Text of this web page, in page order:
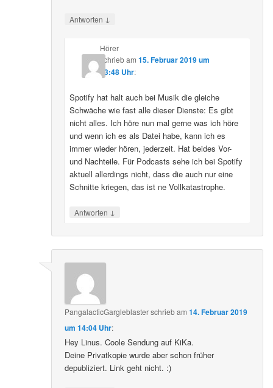
Antworten ↓
Hörer
schriebam 15. Februar 2019 um
23:48 Uhr:
Spotify hat halt auch bei Musik die gleiche
Schwäche wie fast alle dieser Dienste: Es gibt
nicht alles. Ich höre nun mal gerne was ich höre
und wenn ich es als Datei habe, kann ich es
immer wieder hören, jederzeit. Hat beides Vor-
und Nachteile. Für Podcasts sehe ich bei Spotify
aktuell allerdings nicht, dass die auch nur eine
Schnitte kriegen, das ist ne Vollkatastrophe.
Antworten ↓
PangalacticGargleblasterschriebam14. Februar 2019
um 14:04 Uhr:
Hey Linus. Coole Sendung auf KiKa.
Deine Privatkopie wurde aber schon früher
depubliziert. Link geht nicht. :)